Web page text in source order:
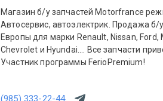
Магазин б/у запчастей Motorfrance
Автосервис, автоэлектрик. Продажа б/
Европы для марки Renault, Nissan, Ford,
Chevrolet и Hyundai.... Все запчасти привозятся только из Европы.
Участник программы FerioPremium!
(985) 333-22-44